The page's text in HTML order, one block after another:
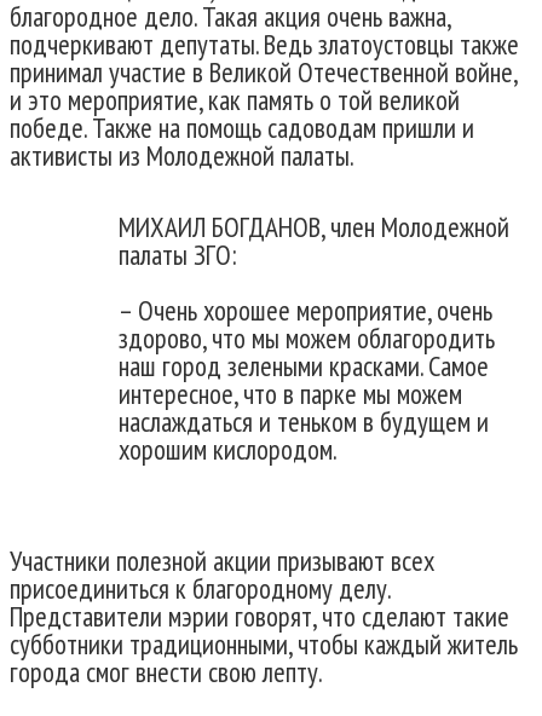
благородное дело. Такая акция очень важна,
подчеркивают депутаты. Ведь златоустовцы также
принимал участие в Великой Отечественной войне,
и это мероприятие, как память о той великой
победе. Также на помощь садоводам пришли и
активисты из Молодежной палаты.
МИХАИЛ БОГДАНОВ, член Молодежной
палаты ЗГО:
– Очень хорошее мероприятие, очень
здорово, что мы можем облагородить
наш город зелеными красками. Самое
интересное, что в парке мы можем
наслаждаться и теньком в будущем и
хорошим кислородом.
Участники полезной акции призывают всех
присоединиться к благородному делу.
Представители мэрии говорят, что сделают такие
субботники традиционными, чтобы каждый житель
города смог внести свою лепту.